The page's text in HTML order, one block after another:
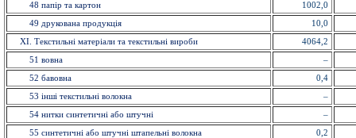
48 папiр та картон 1002,0
49 друкована продукція 10,0
ХI. Текстильні матеріали та текстильні вироби 4064,2
51 вовна –
52 бавовна 0,4
53 іншi текстильні волокна –
54 нитки синтетичні або штучні –
55 синтетичні або штучні штапельнi волокна 0,2